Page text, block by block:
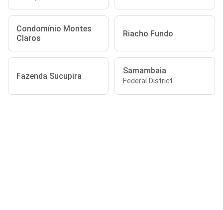
Condomínio Montes
Claros
Riacho Fundo
Fazenda Sucupira
Samambaia
Federal District